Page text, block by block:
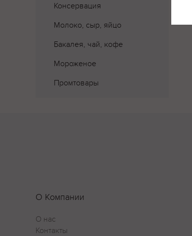
Консервация
Молоко, сыр, яйцо
Бакалея, чай, кофе
Мороженое
Промтовары
О Компании
О нас
Контакты